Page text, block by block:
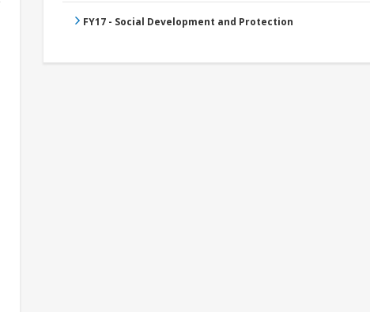
FY17 - Social Development and Protection